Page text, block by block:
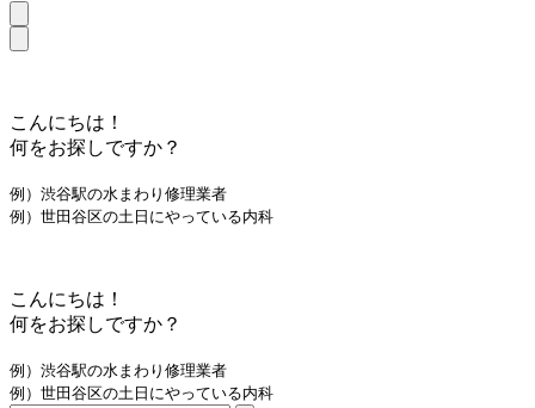
こんにちは！
何をお探しですか？
例）渋谷駅の水まわり修理業者
例）世田谷区の土日にやっている内科
こんにちは！
何をお探しですか？
例）渋谷駅の水まわり修理業者
例）世田谷区の土日にやっている内科